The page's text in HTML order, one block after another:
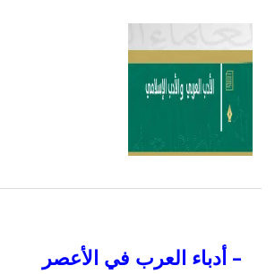
– أدباء العرب في الأعصر